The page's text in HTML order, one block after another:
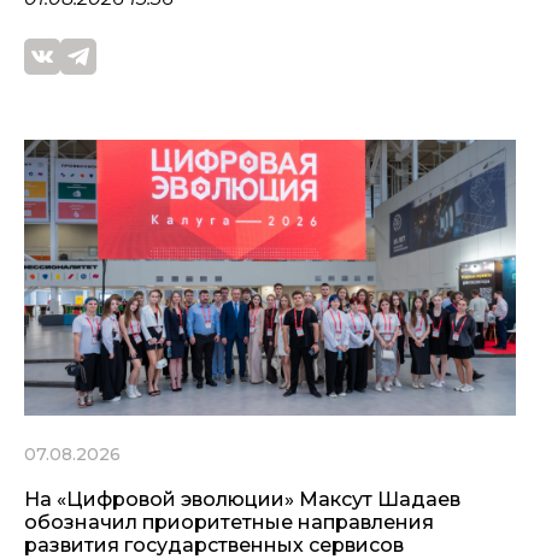
07.08.2026
На «Цифровой эволюции» Максут Шадаев
обозначил приоритетные направления
развития государственных сервисов